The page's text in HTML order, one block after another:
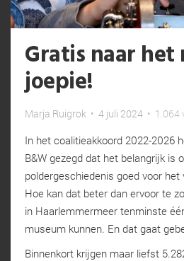
Gratis naar het
joepie!
Marja Ruigrok • 4 juli 2024 • 1.064
In het coalitieakkoord 2022-2026
B&W gezegd dat het belangrijk is
poldergeschiedenis goed voor
Hoe kan dat beter dan ervoor te
in Haarlemmermeer tenminste
museum kunnen. En dat gaat
Binnenkort krijgen maar liefst